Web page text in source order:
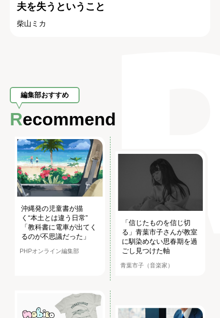
夫を失うということ
柴山ミカ
編集部おすすめ
Recommend
沖縄発の児童書が描
く“本土とは違う日常”
「教科書に電車が出てく
るのが不思議だった」
PHPオンライン編集部
「信じたものを信じ切
る」青葉市子さんが教室
に馴染めない思春期を過
ごし見つけた軸
青葉市子（音楽家）